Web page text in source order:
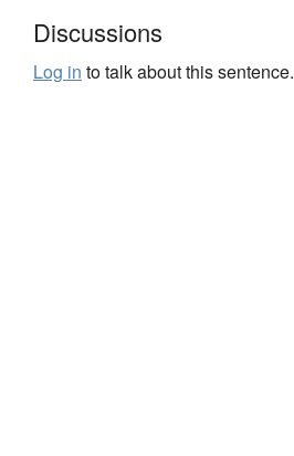
Discussions
Log in to talk about this sentence.